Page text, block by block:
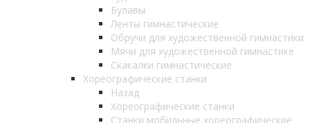
Булавы
Ленты гимнастические
Обручи для художественной гимнастики
Мячи для художественной гимнастике
Скакалки гимнастические
Хореографические станки
Назад
Хореографические станки
Станки мобильные хореографические